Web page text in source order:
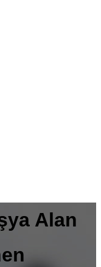
Alan